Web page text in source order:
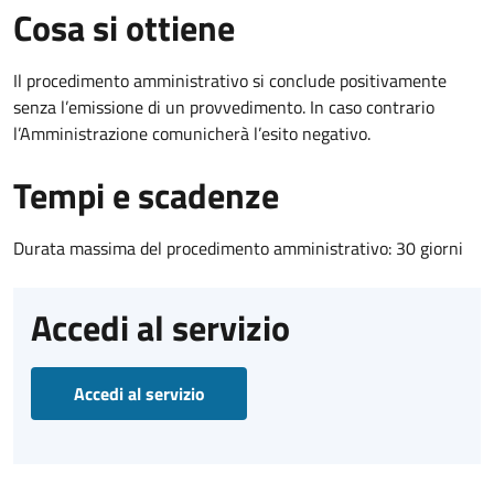
Cosa si ottiene
Il procedimento amministrativo si conclude positivamente
senza l’emissione di un provvedimento. In caso contrario
l’Amministrazione comunicherà l’esito negativo.
Tempi e scadenze
Durata massima del procedimento amministrativo: 30 giorni
Accedi al servizio
Accedi al servizio